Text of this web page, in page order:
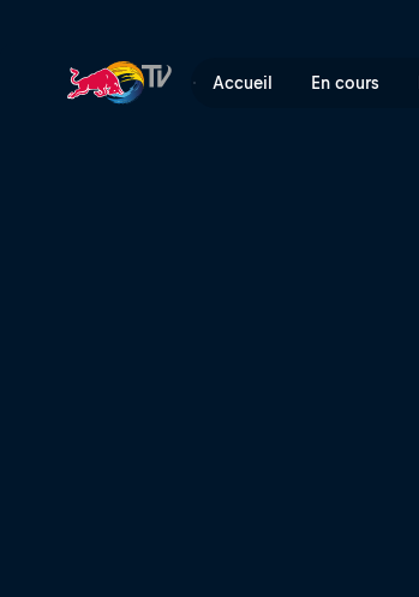
Accueil En cours